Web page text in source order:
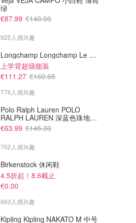
绿
€87.99 €140.00
925人感兴趣
Longchamp Longchamp Le Pliage 大号手提包
上学背超级能装
€111.27 €160.65
776人感兴趣
Polo Ralph Lauren POLO
RALPH LAUREN 深蓝色珠地布
Polo衫
€63.99 €145.00
702人感兴趣
Birkenstock 休闲鞋
4.5折起！8.6截止
€0.00
663人感兴趣
Kipling Kipling NAKATO M 中号